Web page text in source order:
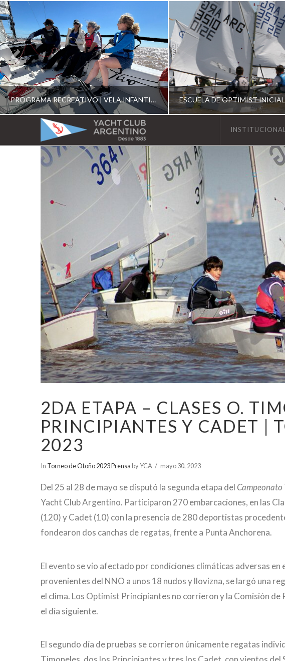
PROGRAMA RECREATIVO | VELA INFANTIL, JUVENIL Y DE CRUCERO 2026
YCA
ESCUELA RECREATIVA 2026
YCA
ESCUELA OPTIMIST
YACHT
CLUB
ARGENTINO
INSTITUCIONAL
2DA ETAPA – CLASES O.
PRINCIPIANTES Y CADET |
2023
In Torneo de Otoño 2023 Prensa by YCA mayo 30, 2023
Del 25 al 28 de mayo se disputó la segunda etapa del
Yacht Club Argentino. Participaron 270 embarcaciones, en las
(120) y Cadet (10) con la presencia de 280 deportistas
fondearon dos canchas de regatas, frente a Punta Anchorena.
El evento se vio afectado por condiciones climáticas adversas
provenientes del NNO a unos 18 nudos y llovizna, se largó una
el clima. Los Optimist Principiantes no corrieron y la Comisión
el día siguiente.
El segundo día de pruebas se corrieron únicamente regatas